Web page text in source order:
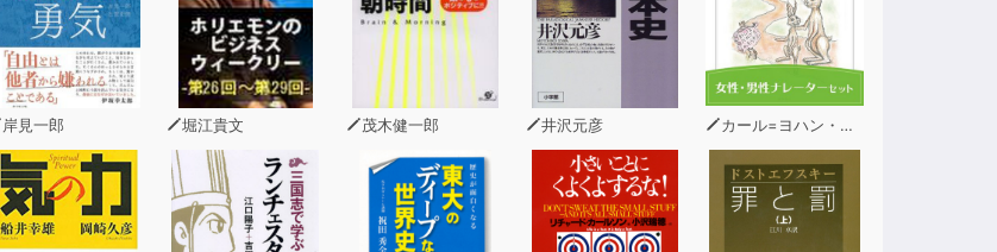
岸見一郎 堀江貴文 茂木健一郎 井沢元彦 カール=ヨハン・エリーン